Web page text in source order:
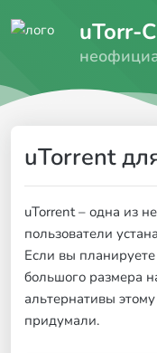
uTorr-
uTorrent
uTorrent – одна из
пользователи
Если вы
большого размера
альтернативы
придумали.